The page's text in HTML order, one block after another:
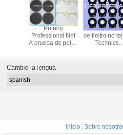
Pufeng
Professional Net
A prueba de polvo
Acero
de fieltro no
Technics
Cambie la lengua
Inicio| Sobre